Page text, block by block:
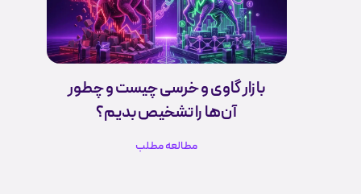
بازار گاوی و خرسی چیست و چطور
آن‌ها را تشخیص بدیم؟
مطالعه مطلب